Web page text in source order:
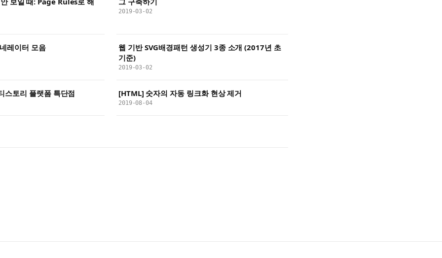
2019-03-02
레이터 모음
웹 기반 SVG배경패턴 생성기 3종 소개 (2017년 초
기준)
2019-03-02
스토리 플랫폼 특단점 [HTML] 숫자의 자동 링크화 현상 제거
2019-08-04